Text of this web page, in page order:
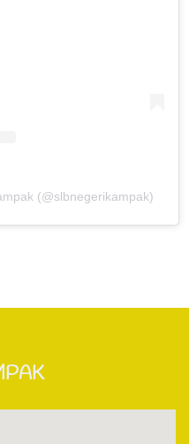
(@slbnegerikampak)